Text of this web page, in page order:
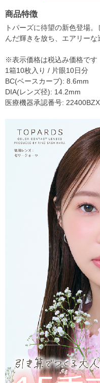
商品特徴
トパーズに待望の新色登場
んだ輝きを放ち、エアリーな
※表示価格は税込み価格です
1箱10枚入り / 片眼10日分
BC(ベースカーブ): 8.6mm
DIA(レンズ径): 14.2mm
医療機器承認番号: